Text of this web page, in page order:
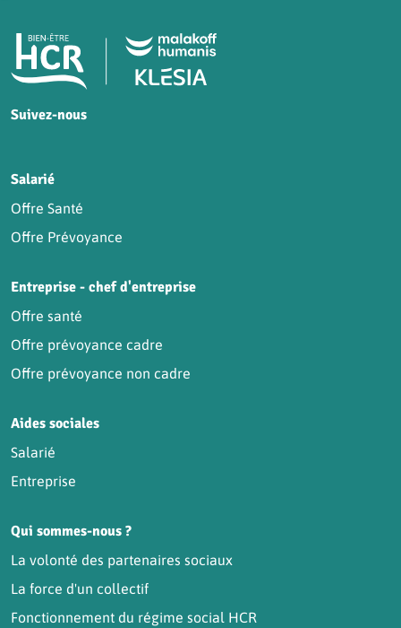
Pied de page HCR Bien-Être
Suivez-nous
Salarié
Offre Santé
Offre Prévoyance
Entreprise - chef d'entreprise
Offre santé
Offre prévoyance cadre
Offre prévoyance non cadre
Aides sociales
Salarié
Entreprise
Qui sommes-nous ?
La volonté des partenaires sociaux
La force d'un collectif
Fonctionnement du régime social HCR